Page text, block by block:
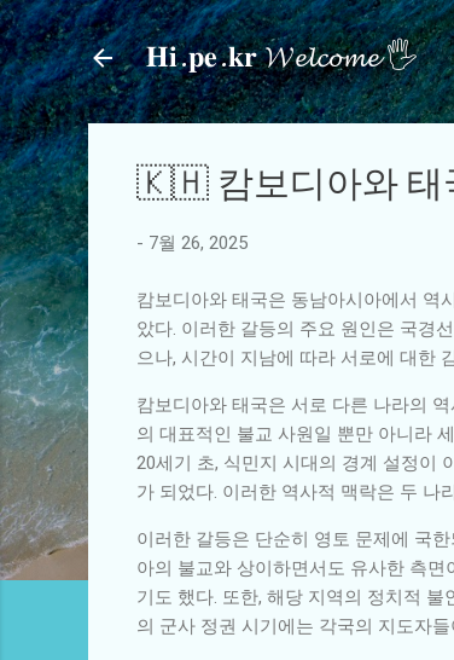
𝐇𝐢.𝐩𝐞.𝐤𝐫 𝓦𝓮𝓵𝓬𝓸𝓶𝓮 🖐
🇰🇭 캄보디아와 태
- 7월 26, 2025
캄보디아와 태국은 동남아시아에서 역
았다. 이러한 갈등의 주요 원인은 국경
으나, 시간이 지남에 따라 서로에 대한
캄보디아와 태국은 서로 다른 나라의
의 대표적인 불교 사원일 뿐만 아니라
20세기 초, 식민지 시대의 경계 설정이
가 되었다. 이러한 역사적 맥락은 두 나
이러한 갈등은 단순히 영토 문제에 국
아의 불교와 상이하면서도 유사한 측
기도 했다. 또한, 해당 지역의 정치적
의 군사 정권 시기에는 각국의 지도자